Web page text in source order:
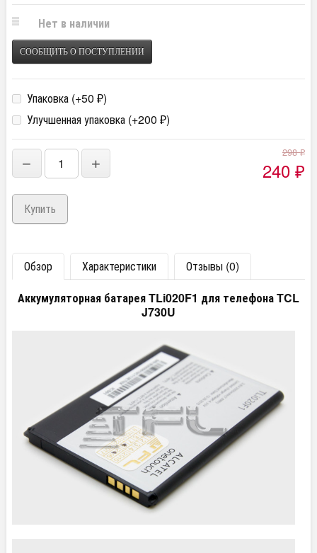
Нет в наличии
СООБЩИТЬ О ПОСТУПЛЕНИИ
Упаковка (+50 ₽)
Улучшенная упаковка (+200 ₽)
− +
298₽
240 ₽
Обзор Характеристики
Отзывы (0)
Аккумуляторная батарея TLi020F1 для телефона TCL
J730U